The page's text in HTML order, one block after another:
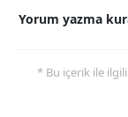
Yorum yazma
* Bu içerik ile